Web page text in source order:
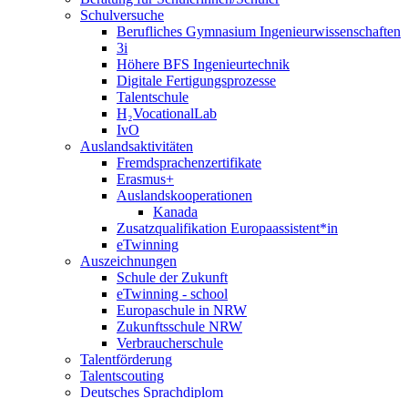
Schulversuche
Berufliches Gymnasium Ingenieurwissenschaften
3i
Höhere BFS Ingenieurtechnik
Digitale Fertigungsprozesse
Talentschule
H₂VocationalLab
IvO
Auslandsaktivitäten
Fremdsprachenzertifikate
Erasmus+
Auslandskooperationen
Kanada
Zusatzqualifikation Europaassistent*in
eTwinning
Auszeichnungen
Schule der Zukunft
eTwinning - school
Europaschule in NRW
Zukunftsschule NRW
Verbraucherschule
Talentförderung
Talentscouting
Deutsches Sprachdiplom